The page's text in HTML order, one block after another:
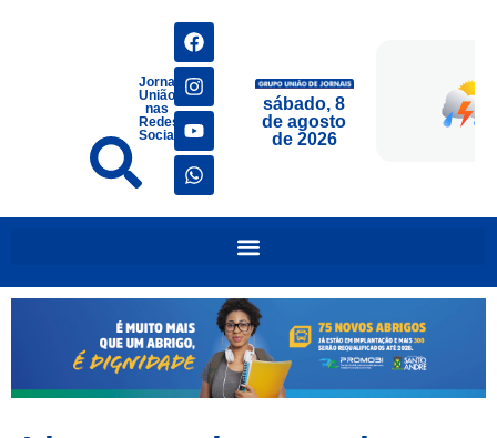
Jornais
União
nas
Redes
Sociais
sábado, 8
de agosto
de 2026
Livros e palestra sobre